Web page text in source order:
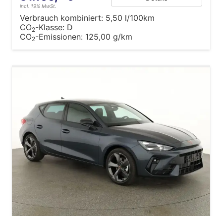
incl. 19% MwSt.
Verbrauch kombiniert: 5,50 l/100km
CO2-Klasse: D
CO2-Emissionen: 125,00 g/km